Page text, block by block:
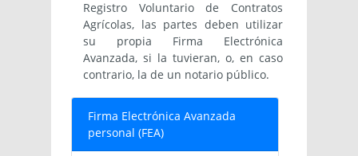
Registro Voluntario de Contratos
Agrícolas, las partes deben utilizar
su propia Firma Electrónica
Avanzada, si la tuvieran, o, en caso
contrario, la de un notario público.
Firma Electrónica Avanzada
personal (FEA)